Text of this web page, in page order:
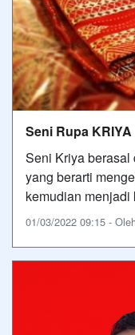
Seni Rupa
Seni Kriya berasal
yang berarti
kemudian
01/03/2022 09:15 -